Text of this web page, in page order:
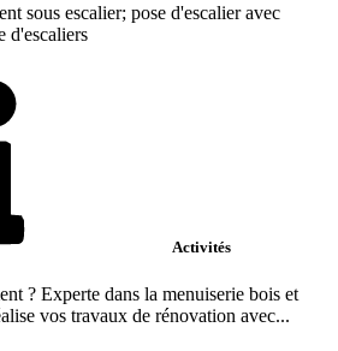
sous escalier; pose d'escalier avec
d'escaliers
Activités
? Experte dans la menuiserie bois et
vos travaux de rénovation avec...